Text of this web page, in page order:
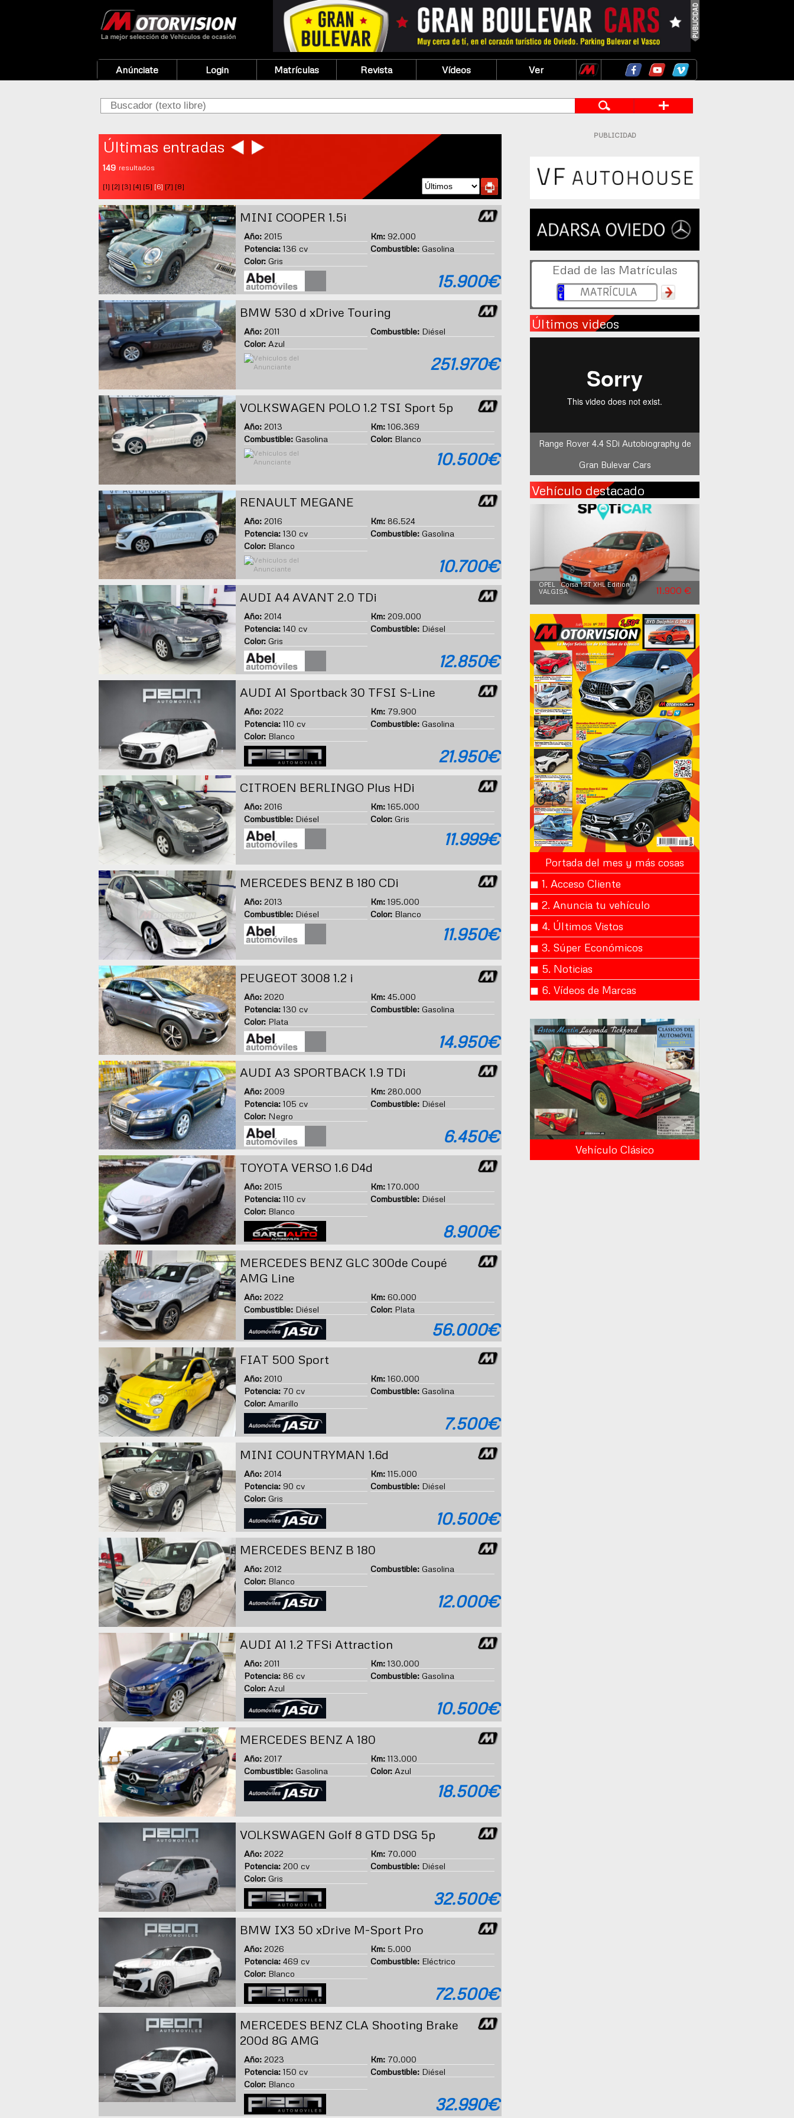
Anúnciate Login Matrículas Revista Vídeos Ver
Últimas entradas
149 resultados
[1] [2] [3] [4] [5] [6] [7] [8]
MINI COOPER 1.5i
Año:2015 Km: 92.000
Potencia:136 cv Combustible: Gasolina
Color:Gris
15.900€
BMW 530 d xDrive Touring
Año:2011 Combustible: Diésel
Color:Azul
251.970€
VOLKSWAGEN POLO 1.2 TSI Sport 5p
Año:2013 Km: 106.369
Combustible:Gasolina Color: Blanco
10.500€
RENAULT MEGANE
Año:2016 Km: 86.524
Potencia:130 cv Combustible: Gasolina
Color:Blanco
10.700€
AUDI A4 AVANT 2.0 TDi
Año:2014 Km: 209.000
Potencia:140 cv Combustible: Diésel
Color:Gris
12.850€
AUDI A1 Sportback 30 TFSI S-Line
Año:2022 Km: 79.900
Potencia:110 cv Combustible: Gasolina
Color:Blanco
21.950€
CITROEN BERLINGO Plus HDi
Año:2016 Km: 165.000
Combustible:Diésel Color: Gris
11.999€
MERCEDES BENZ B 180 CDi
Año:2013 Km: 195.000
Combustible:Diésel Color: Blanco
11.950€
PEUGEOT 3008 1.2 i
Año:2020 Km: 45.000
Potencia:130 cv Combustible: Gasolina
Color:Plata
14.950€
AUDI A3 SPORTBACK 1.9 TDi
Año:2009 Km: 280.000
Potencia:105 cv Combustible: Diésel
Color:Negro
6.450€
TOYOTA VERSO 1.6 D4d
Año:2015 Km: 170.000
Potencia:110 cv Combustible: Diésel
Color:Blanco
8.900€
MERCEDES BENZ GLC 300de Coupé
AMG Line
Año:2022 Km: 60.000
Combustible:Diésel Color: Plata
56.000€
FIAT 500 Sport
Año:2010 Km: 160.000
Potencia:70 cv Combustible: Gasolina
Color:Amarillo
7.500€
MINI COUNTRYMAN 1.6d
Año:2014 Km: 115.000
Potencia:90 cv Combustible: Diésel
Color:Gris
10.500€
MERCEDES BENZ B 180
Año:2012 Combustible: Gasolina
Color:Blanco
12.000€
AUDI A1 1.2 TFSi Attraction
Año:2011 Km: 130.000
Potencia:86 cv Combustible: Gasolina
Color:Azul
10.500€
MERCEDES BENZ A 180
Año:2017 Km: 113.000
Combustible:Gasolina Color: Azul
18.500€
VOLKSWAGEN Golf 8 GTD DSG 5p
Año:2022 Km: 70.000
Potencia:200 cv Combustible: Diésel
Color:Gris
32.500€
BMW IX3 50 xDrive M-Sport Pro
Año:2026 Km: 5.000
Potencia:469 cv Combustible: Eléctrico
Color:Blanco
72.500€
MERCEDES BENZ CLA Shooting Brake
200d 8G AMG
Año:2023 Km: 70.000
Potencia:150 cv Combustible: Diésel
Color:Blanco
32.990€
PUBLICIDAD
Edad de las Matrículas
Últimos videos
Range Rover 4.4 SDi Autobiography de
Gran Bulevar Cars
Vehículo destacado
OPEL Corsa 1.2T XHL Edition
VALGISA
11.900 €
Portada del mes y más cosas
◼︎ 1. Acceso Cliente
◼︎ 2. Anuncia tu vehículo
◼︎ 4. Últimos Vistos
◼︎ 3. Súper Económicos
◼︎ 5. Noticias
◼︎ 6. Vídeos de Marcas
Vehículo Clásico